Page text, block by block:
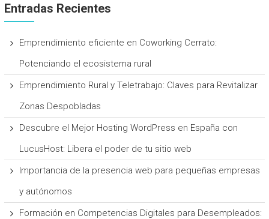
Entradas Recientes
Emprendimiento eficiente en Coworking Cerrato:
Potenciando el ecosistema rural
Emprendimiento Rural y Teletrabajo: Claves para Revitalizar
Zonas Despobladas
Descubre el Mejor Hosting WordPress en España con
LucusHost: Libera el poder de tu sitio web
Importancia de la presencia web para pequeñas empresas
y autónomos
Formación en Competencias Digitales para Desempleados: